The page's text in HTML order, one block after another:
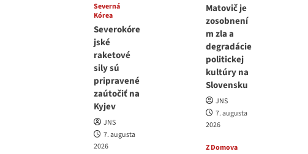
Severná
Kórea
Severokóre
jské
raketové
sily sú
pripravené
zaútočiť na
Kyjev
JNS
7. augusta
2026
Matovič je
zosobnení
m zla a
degradácie
politickej
kultúry na
Slovensku
JNS
7. augusta
2026
Z Domova